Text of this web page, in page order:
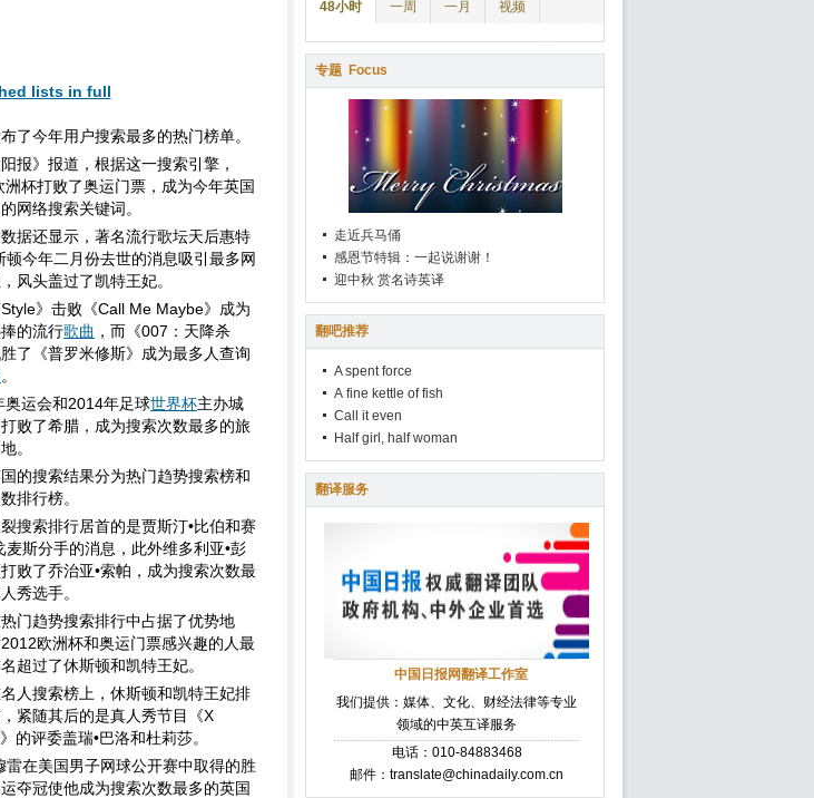
lists in full
了今年用户搜索最多的热门榜单。
报》报道，根据这一搜索引擎，
洲杯打败了奥运门票，成为今年英国
网络搜索关键词。
据还显示，著名流行歌坛天后惠特
顿今年二月份去世的消息吸引最多网
风头盖过了凯特王妃。
Style》击败《Call Me Maybe》成为
的流行歌曲 ，而《007：天降杀
了《普罗米修斯》成为最多人查询
。
奥运会和2014年足球世界杯主办城
败了希腊，成为搜索次数最多的旅
。
的搜索结果分为热门趋势搜索榜和
排行榜。
搜索排行居首的是贾斯汀•比伯和赛
麦斯分手的消息，此外维多利亚•彭
败了乔治亚•索帕，成为搜索次数最
秀选手。
门趋势搜索排行中占据了优势地
欧洲杯和奥运门票感兴趣的人最
超过了休斯顿和凯特王妃。
人搜索榜上，休斯顿和凯特王妃排
紧随其后的是真人秀节目《X
的评委盖瑞•巴洛和杜莉莎。
雷在美国男子网球公开赛中取得的胜
夺冠使他成为搜索次数最多的英国
48小时 一周 一月 视频
专题 Focus
走近兵马俑
感恩节特辑：一起说谢谢！
迎中秋 赏名诗英译
翻吧推荐
A spent force
A fine kettle of fish
Call it even
Half girl, half woman
翻译服务
中国日报网翻译工作室
我们提供：媒体、文化、财经法律等专业
领域的中英互译服务
电话：010-84883468
邮件：translate@chinadaily.com.cn